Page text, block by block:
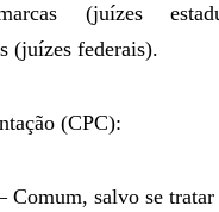
(juízes
(juízes federais).
(CPC):
Comum, salvo se tratar